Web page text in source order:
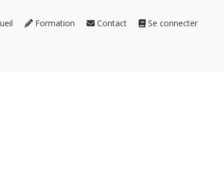
Formation Contact Se connecter